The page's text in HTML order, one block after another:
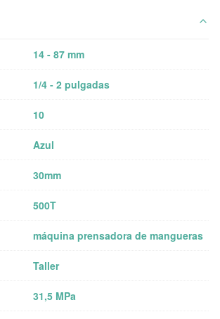
14 - 87 mm
1/4 - 2 pulgadas
10
Azul
30mm
500T
máquina prensadora de mangueras
Taller
31,5 MPa